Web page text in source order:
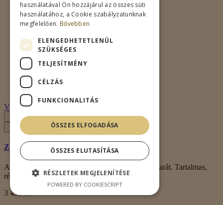
Villámnézet
Zelna – Penke Pinot gris (Szürkebarát) 2023
A Balatonszőlősi Penke-dűlőről szüretelt Szürkebarát. Tartalmas,
részletgazdag, illatában friss, vir..
3 490 Ft
használatával Ön hozzájárul az összes süti
használatához, a Cookie szabályzatunknak
megfelelően. Bővebben
ELENGEDHETETLENÜL
SZÜKSÉGES
TELJESÍTMÉNY
CÉLZÁS
FUNKCIONALITÁS
ÖSSZES ELFOGADÁSA
ÖSSZES ELUTASÍTÁSA
RÉSZLETEK MEGJELENÍTÉSE
POWERED BY COOKIESCRIPT